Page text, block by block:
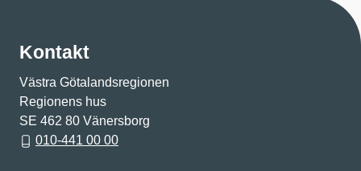
Kontakt
Västra Götalandsregionen
Regionens hus
SE 462 80 Vänersborg
010-441 00 00